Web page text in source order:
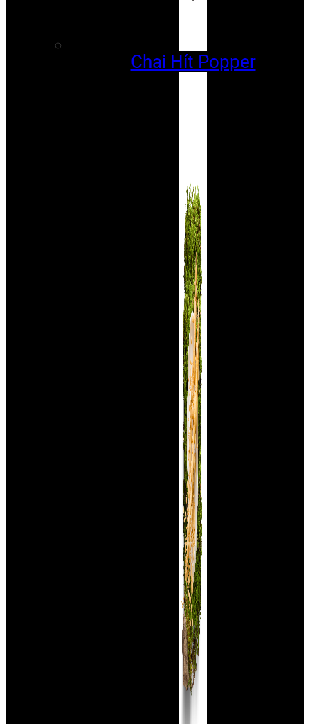
Chai Hít Popper